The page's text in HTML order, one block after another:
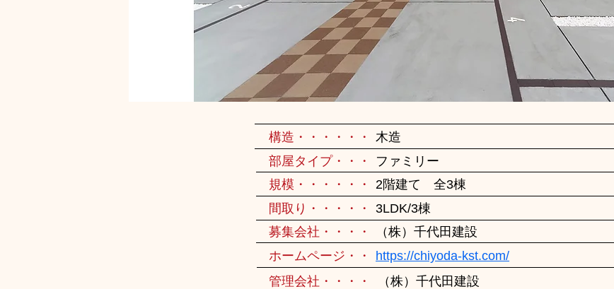
構造・・・・・・
木造
ファミリー
部屋タイプ・・・
規模・・・・・・
2階建て 全3棟
間取り・・・・・
3LDK/3棟
募集会社・・・・
（株）千代田建設
ホームページ・・
https://chiyoda-kst.com/
管理会社・・・・
（株）千代田建設